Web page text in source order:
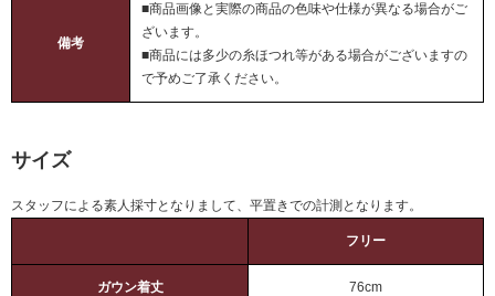
備考
■商品画像と実際の商品の色味や仕様が異なる場合がご
ざいます。
■商品には多少の糸ほつれ等がある場合がございますの
で予めご了承ください。
サイズ
スタッフによる素人採寸となりまして、平置きでの計測となります。
フリー
ガウン着丈 76cm